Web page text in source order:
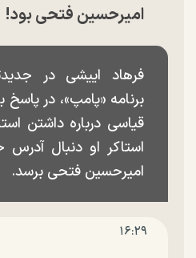
امیرحسین فتحی بود!
فرهاد اییشی در
برنامه «پامپ»، در
قیاسی درباره داشتن
استاکر او دنبال آدرس
امیرحسین فتحی برسد.
۱۶:۲۹